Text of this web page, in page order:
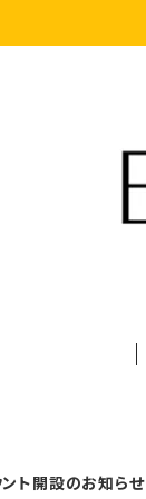
ト開設のお知らせ